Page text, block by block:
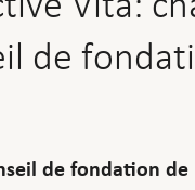
de
de fondation de